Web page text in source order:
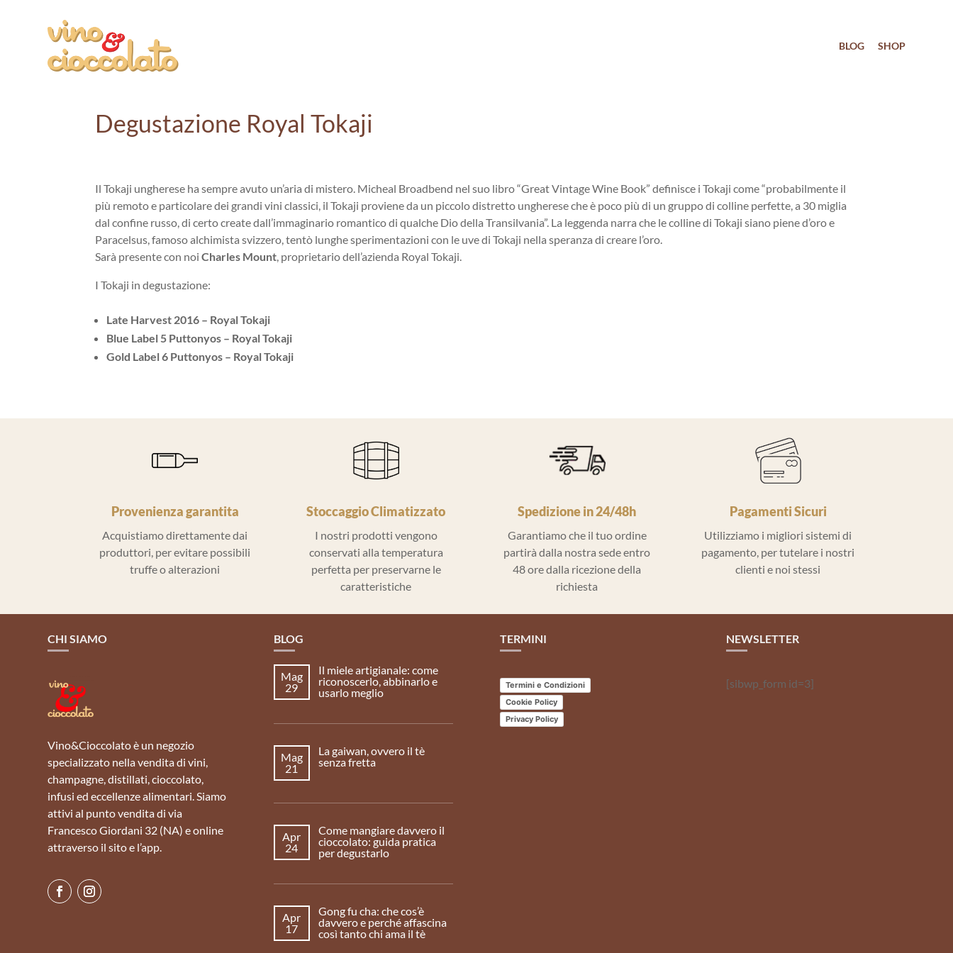
BLOG SHOP
Degustazione Royal Tokaji
Il Tokaji ungherese ha sempre avuto un’aria di mistero. Micheal Broadbend nel suo libro “Great Vintage Wine Book” definisce i Tokaji come “probabilmente il
più remotoe particolare dei grandi vini classici, il Tokaji proviene da un piccolo distretto ungherese che è poco più di un gruppo di colline perfette, a 30 miglia
dal confine russo, di certo create dall’immaginario romantico di qualche Dio della Transilvania”. La leggenda narra che le colline di Tokaji siano piene d’oroe
Paracelsus, famoso alchimista svizzero, tentò lunghe sperimentazioni con le uve di Tokaji nella speranza di creare l’oro.
Sarà presente con noiCharles Mount, proprietario dell’azienda Royal Tokaji.
I Tokaji indegustazione:
Late Harvest 2016 – Royal Tokaji
Blue Label 5 Puttonyos – Royal Tokaji
Gold Label 6 Puttonyos – Royal Tokaji
Provenienza garantita
Acquistiamo direttamente dai
produttori, per evitare possibili
truffe o alterazioni
Stoccaggio Climatizzato
I nostri prodotti vengono
conservati alla temperatura
perfetta per preservarne le
caratteristiche
Spedizione in 24/48h
Garantiamo che il tuo ordine
partirà dalla nostra sede entro
48 ore dalla ricezione della
richiesta
Pagamenti Sicuri
Utilizziamo i migliori sistemi di
pagamento, per tutelare i nostri
clienti e noi stessi
CHI SIAMO
Vino&Cioccolato è un negozio
specializzato nella vendita di vini,
champagne, distillati, cioccolato,
infusi ed eccellenze alimentari. Siamo
attivi al punto vendita di via
Francesco Giordani 32 (NA) e online
attraverso il sito e l’app.
BLOG
Il miele artigianale: come
riconoscerlo, abbinarlo e
usarlo meglio
Mag
29
La gaiwan, ovvero il tè
senza fretta
Mag
21
Come mangiare davvero il
cioccolato: guida pratica
per degustarlo
Apr
24
Gong fu cha: che cos’è
davvero e perché affascina
così tanto chi ama il tè
Apr
17
TERMINI
Termini e Condizioni
Cookie Policy
Privacy Policy
NEWSLETTER
[sibwp_form id=3]